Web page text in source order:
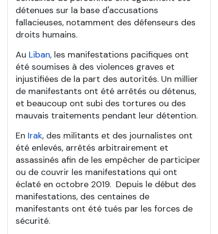
détenues sur la base d'accusations
fallacieuses, notamment des défenseurs des
droits humains.
Au Liban, les manifestations pacifiques ont
été soumises à des violences graves et
injustifiées de la part des autorités. Un millier
de manifestants ont été arrêtés ou détenus,
et beaucoup ont subi des tortures ou des
mauvais traitements pendant leur détention.
En Irak, des militants et des journalistes ont
été enlevés, arrêtés arbitrairement et
assassinés afin de les empêcher de participer
ou de couvrir les manifestations qui ont
éclaté en octobre 2019. Depuis le début des
manifestations, des centaines de
manifestants ont été tués par les forces de
sécurité.